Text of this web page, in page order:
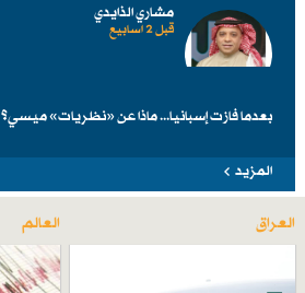
مشاري الذايدي
قبل 2 اسابیع
بعدما فازت إسبانيا... ماذا عن «نظريات» ميسي؟
المزيد
العراق العالم